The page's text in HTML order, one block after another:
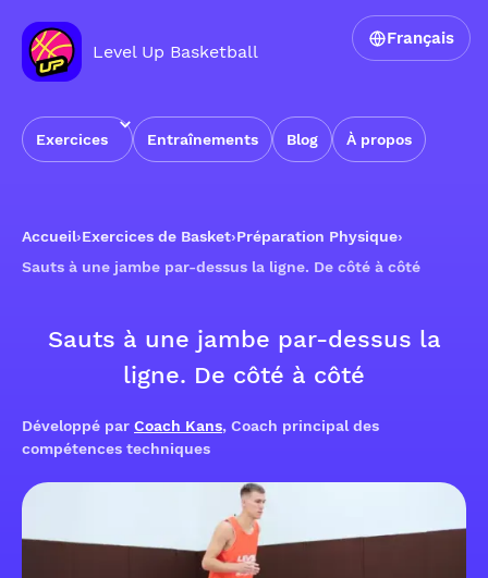
Level Up Basketball
Exercices Entraînements Blog À propos
Français
Accueil›Exercices de Basket›Préparation Physique›
Sauts à une jambe par-dessus la ligne. De côté à côté
Sauts à une jambe par-dessus la
ligne. De côté à côté
Développé par Coach Kans, Coach principal des
compétences techniques